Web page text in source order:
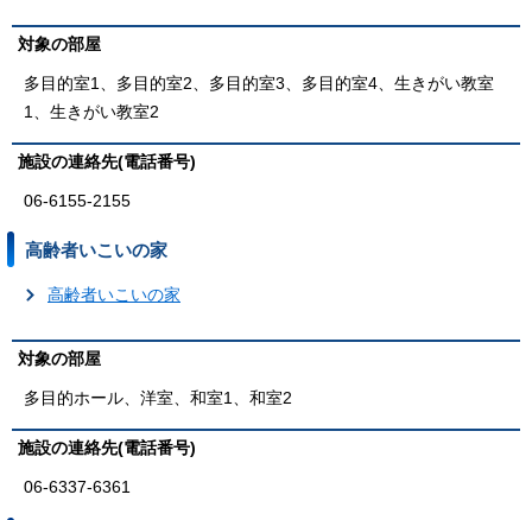
対象の部屋
多目的室1、多目的室2、多目的室3、多目的室4、生きがい教室
1、生きがい教室2
施設の連絡先(電話番号)
06-6155-2155
高齢者いこいの家
高齢者いこいの家
対象の部屋
多目的ホール、洋室、和室1、和室2
施設の連絡先(電話番号)
06-6337-6361